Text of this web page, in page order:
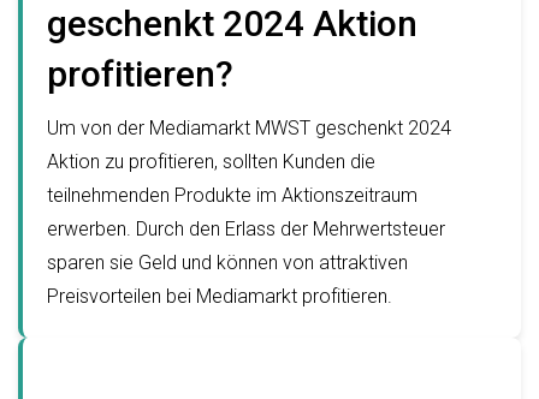
geschenkt 2024 Aktion
profitieren?
Um von der Mediamarkt MWST geschenkt 2024
Aktion zu profitieren, sollten Kunden die
teilnehmenden Produkte im Aktionszeitraum
erwerben. Durch den Erlass der Mehrwertsteuer
sparen sie Geld und können von attraktiven
Preisvorteilen bei Mediamarkt profitieren.